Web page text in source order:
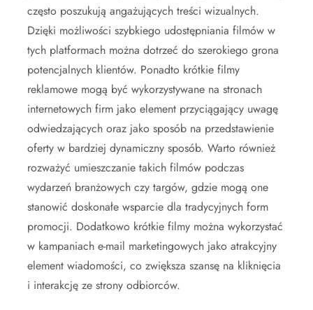
często poszukują angażujących treści wizualnych.
Dzięki możliwości szybkiego udostępniania filmów w
tych platformach można dotrzeć do szerokiego grona
potencjalnych klientów. Ponadto krótkie filmy
reklamowe mogą być wykorzystywane na stronach
internetowych firm jako element przyciągający uwagę
odwiedzających oraz jako sposób na przedstawienie
oferty w bardziej dynamiczny sposób. Warto również
rozważyć umieszczanie takich filmów podczas
wydarzeń branżowych czy targów, gdzie mogą one
stanowić doskonałe wsparcie dla tradycyjnych form
promocji. Dodatkowo krótkie filmy można wykorzystać
w kampaniach e-mail marketingowych jako atrakcyjny
element wiadomości, co zwiększa szansę na kliknięcia
i interakcję ze strony odbiorców.